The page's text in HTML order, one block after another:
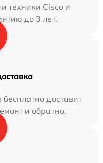
техники Cisco и
до 3 лет.
доставит
и обратно.